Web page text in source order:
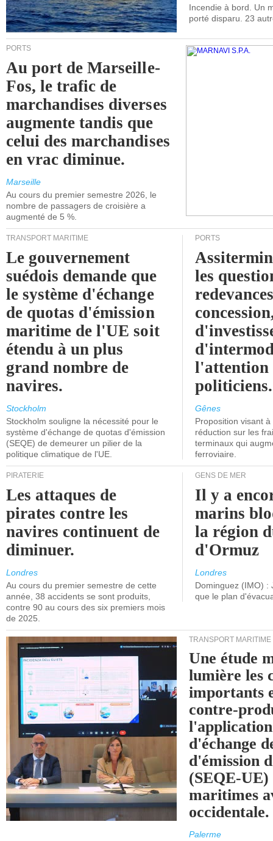
Incendie à bord. Un
porté disparu. 23
PORTS
Au port de Marseille-
Fos, le trafic de
marchandises diverses
augmente tandis que
celui des marchandises
en vrac diminue.
Marseille
Au cours du premier semestre 2026, le
nombre de passagers de croisière a
augmenté de 5 %.
TRANSPORT MARITIME
Le gouvernement
suédois demande que
le système d'échange
de quotas d'émission
maritime de l'UE soit
étendu à un plus
grand nombre de
navires.
Stockholm
Stockholm souligne la nécessité pour le
système d'échange de quotas d'émission
(SEQE) de demeurer un pilier de la
politique climatique de l'UE.
PORTS
les
l'attention
politiciens.
Gênes
Proposition visant
réduction sur les
terminaux qui
ferroviaire.
PIRATERIE
Les attaques de
pirates contre les
navires continuent de
diminuer.
Londres
Au cours du premier semestre de cette
année, 38 accidents se sont produits,
contre 90 au cours des six premiers mois
de 2025.
GENS DE MER
Il y a
marins
la région
d'Ormuz
Londres
Dominguez (IMO) :
que le plan
TRANSPORT MARITIME
Une étude
lumière les
importants
contre-
d'échange
d'émission
(SEQE-UE)
maritimes
occidentale.
Palerme